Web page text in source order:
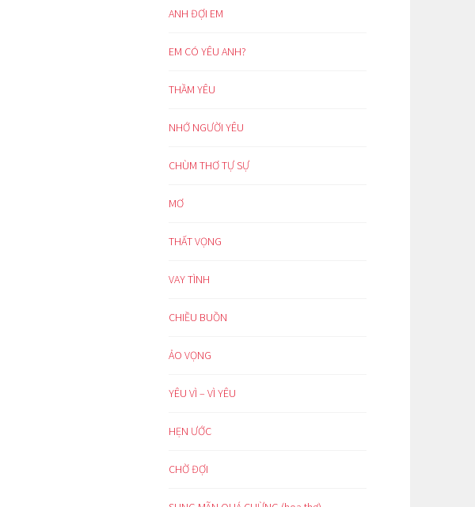
ANH ĐỢI EM
EM CÓ YÊU ANH?
THẦM YÊU
NHỚ NGƯỜI YÊU
CHÙM THƠ TỰ SỰ
MƠ
THẤT VỌNG
VAY TÌNH
CHIỀU BUỒN
ẢO VỌNG
YÊU VÌ – VÌ YÊU
HẸN ƯỚC
CHỜ ĐỢI